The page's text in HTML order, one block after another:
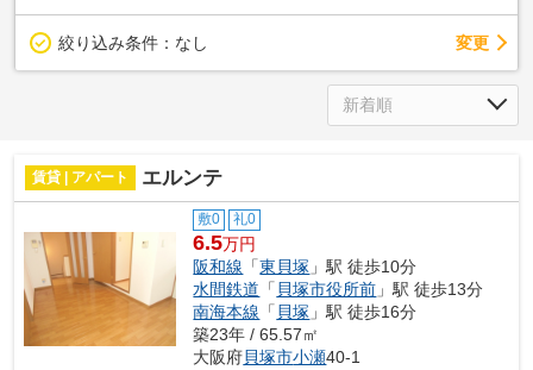
絞り込み条件： なし 変更
賃貸 | アパート エルンテ
敷0 礼0
6.5万円
阪和線 「東貝塚 」駅 徒歩10分
水間鉄道 「 貝塚市役所前 」駅 徒歩13分
南海本線 「 貝塚 」駅 徒歩16分
築23年 / 65.57㎡
大阪府貝塚市小瀬40-1